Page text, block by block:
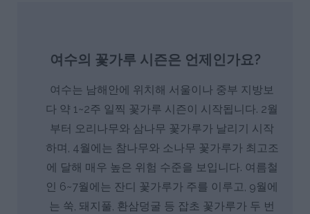
여수의 꽃가루 시즌은 언제인가요?
여수는 남해안에 위치해 서울이나 중부 지방보
다 약 1~2주 일찍 꽃가루 시즌이 시작됩니다. 2월
부터 오리나무와 삼나무 꽃가루가 날리기 시작
하며, 4월에는 참나무와 소나무 꽃가루가 최고조
에 달해 매우 높은 위험 수준을 보입니다. 여름철
인 6~7월에는 잔디 꽃가루가 주를 이루고, 9월에
는 쑥, 돼지풀, 환삼덩굴 등 잡초 꽃가루가 두 번